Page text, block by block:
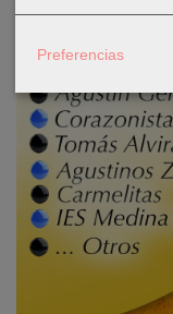
Preferencias